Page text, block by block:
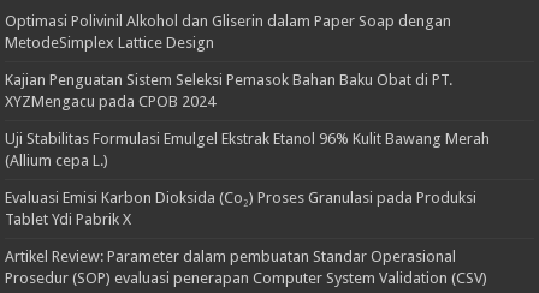
Optimasi Polivinil Alkohol dan Gliserin dalam Paper Soap dengan
MetodeSimplex Lattice Design
Kajian Penguatan Sistem Seleksi Pemasok Bahan Baku Obat di PT.
XYZMengacu pada CPOB 2024
Uji Stabilitas Formulasi Emulgel Ekstrak Etanol 96% Kulit Bawang Merah
(Allium cepa L.)
Evaluasi Emisi Karbon Dioksida (Co₂) Proses Granulasi pada Produksi
Tablet Ydi Pabrik X
Artikel Review: Parameter dalam pembuatan Standar Operasional
Prosedur (SOP) evaluasi penerapan Computer System Validation (CSV)